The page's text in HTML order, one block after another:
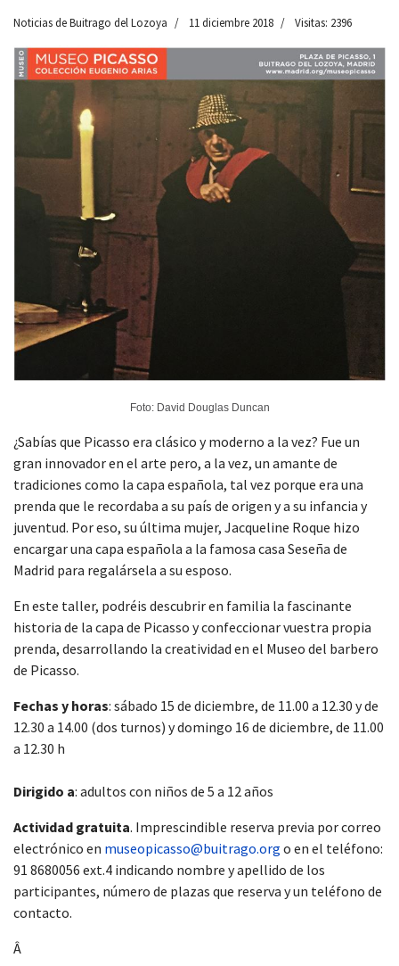
Noticias de Buitrago del Lozoya 11 diciembre 2018 Visitas: 2396
Foto: David Douglas Duncan
¿Sabías que Picasso era clásico y moderno a la vez? Fue un
gran innovador en el arte pero, a la vez, un amante de
tradiciones como la capa española, tal vez porque era una
prenda que le recordaba a su país de origen y a su infancia y
juventud. Por eso, su última mujer, Jacqueline Roque hizo
encargar una capa española a la famosa casa Seseña de
Madrid para regalársela a su esposo.
En este taller, podréis descubrir en familia la fascinante
historia de la capa de Picasso y confeccionar vuestra propia
prenda, desarrollando la creatividad en el Museo del barbero
de Picasso.
Fechas y horas: sábado 15 de diciembre, de 11.00 a 12.30 y de
12.30 a 14.00 (dos turnos) y domingo 16 de diciembre, de 11.00
a 12.30 h
Dirigido a: adultos con niños de 5 a 12 años
Actividad gratuita. Imprescindible reserva previa por correo
electrónico en museopicasso@buitrago.org o en el teléfono:
91 8680056 ext.4 indicando nombre y apellido de los
participantes, número de plazas que reserva y un teléfono de
contacto.
Â